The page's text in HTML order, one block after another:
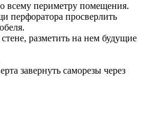
всему периметру помещения.
перфоратора просверлить
разметить на нем будущие
завернуть саморезы через